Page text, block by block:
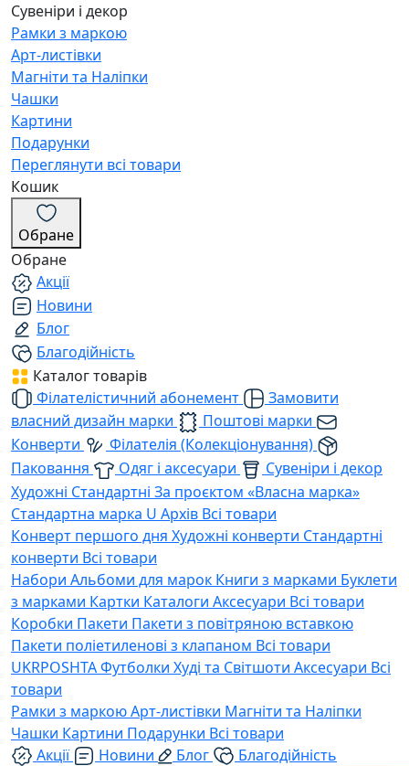
Сувеніри і декор
Рамки з маркою
Арт-листівки
Магніти та Наліпки
Чашки
Картини
Подарунки
Переглянути всі товари
Кошик
Обране
Обране
Акції
Новини
Блог
Благодійність
Каталог товарів
Філателістичний абонемент
Замовити
власний дизайн марки
Поштові марки
Конверти
Філателія (Колекціонування)
Паковання
Одяг і аксесуари
Сувеніри і декор
Художні Стандартні За проєктом «Власна марка»
Стандартна марка U Архів Всі товари
Конверт першого дня Художні конверти Стандартні
конверти Всі товари
Набори Альбоми для марок Книги з марками Буклети
з марками Картки Каталоги Аксесуари Всі товари
Коробки Пакети Пакети з повітряною вставкою
Пакети поліетиленові з клапаном Всі товари
UKRPOSHTAФутболки Худі та Світшоти Аксесуари Всі
товари
Рамки з маркоюАрт-листівки Магніти та Наліпки
Чашки Картини Подарунки Всі товари
Акції
Новини Блог Благодійність